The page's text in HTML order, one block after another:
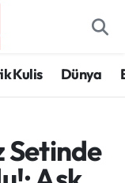
Kulis Dünya
Setinde